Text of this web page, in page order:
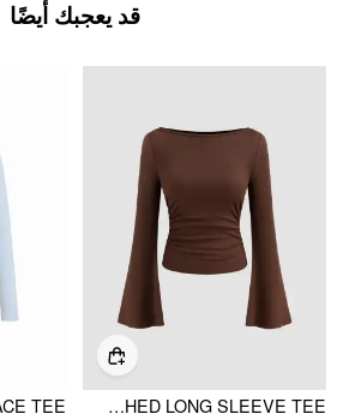
قد يعجبك أيضًا
BOAT NECK SOLID RUCHED LONG SLEEVE TEE